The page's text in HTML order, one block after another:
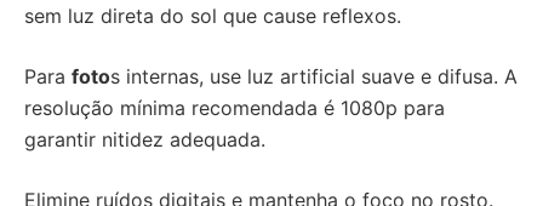
sem luz direta do sol que cause reflexos.
Para fotos internas, use luz artificial suave e difusa. A
resolução mínima recomendada é 1080p para
garantir nitidez adequada.
Elimine ruídos digitais e mantenha o foco no rosto.